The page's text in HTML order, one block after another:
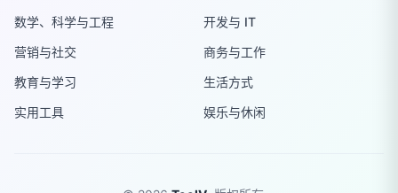
数学、科学与工程
开发与 IT
营销与社交
商务与工作
教育与学习
生活方式
实用工具
娱乐与休闲